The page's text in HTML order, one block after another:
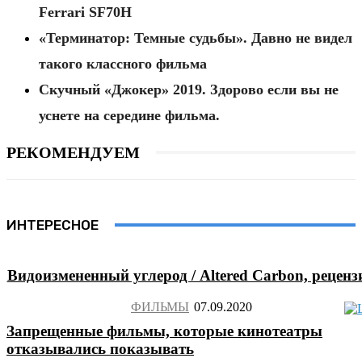
Ferrari SF70H
«Терминатор: Темные судьбы». Давно не видел
такого классного фильма
Скучный «Джокер» 2019. Здорово если вы не
уснете на середине фильма.
РЕКОМЕНДУЕМ
ИНТЕРЕСНОЕ
Видоизмененный углерод / Altered Carbon,
ФИЛЬМЫ
Запрещенные фильмы, которые кинотеатры
отказывались показывать